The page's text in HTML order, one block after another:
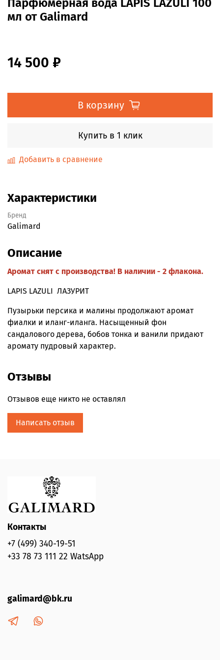
Парфюмерная вода LAPIS LAZULI 100
мл от Galimard
14 500 ₽
В корзину
Купить в 1 клик
Добавить в сравнение
Характеристики
Бренд
Galimard
Описание
Аромат снят с производства! В наличии - 2 флакона.
LAPIS LAZULI ЛАЗУРИТ
Пузырьки персика и малины продолжают аромат
фиалки и иланг-иланга. Насыщенный фон
сандалового дерева, бобов тонка и ванили придают
аромату пудровый характер.
Отзывы
Отзывов еще никто не оставлял
Написать отзыв
Контакты
+7 (499) 340-19-51
+33 78 73 111 22 WatsApp
galimard@bk.ru